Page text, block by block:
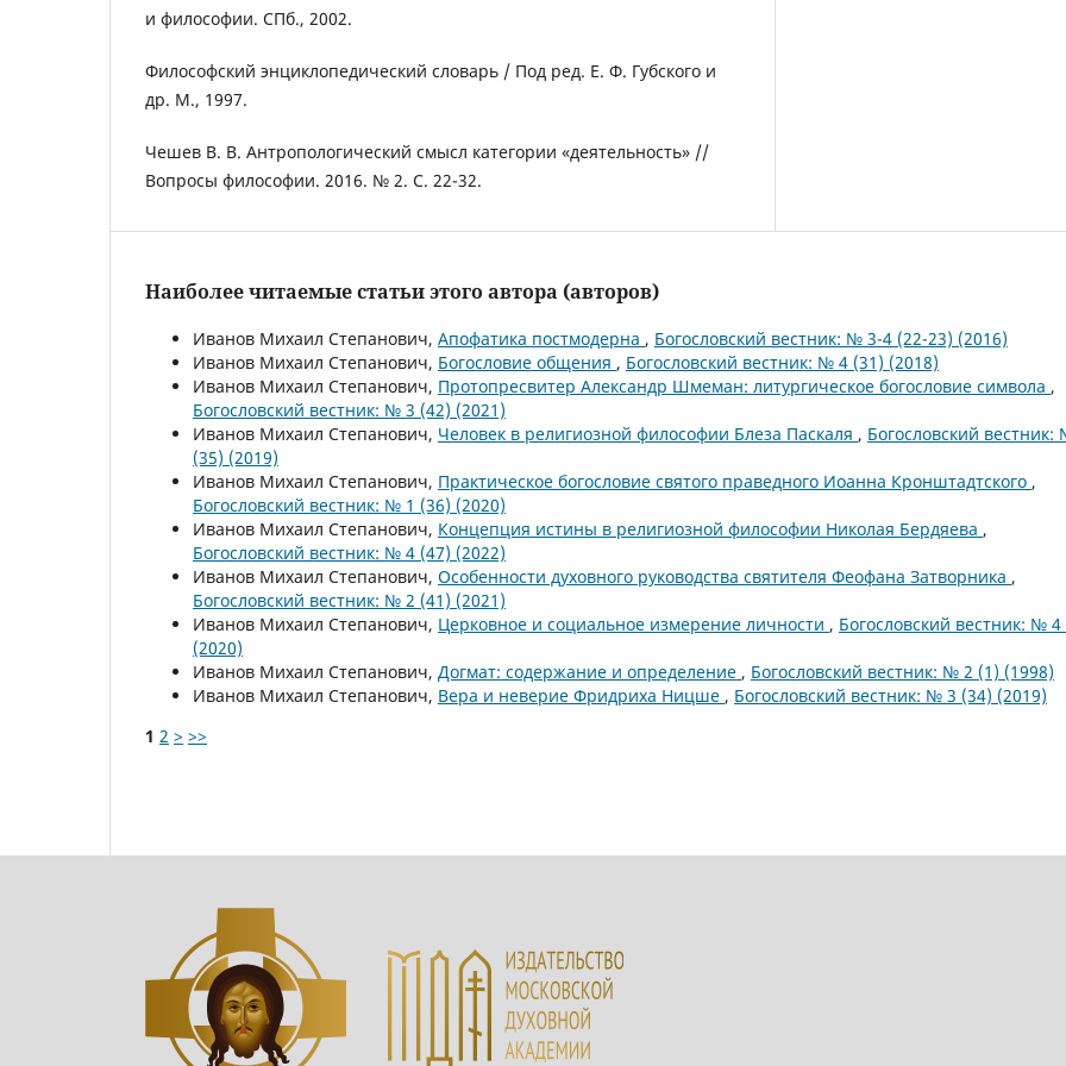
и философии. СПб., 2002.
Философский энциклопедический словарь / Под ред. Е. Ф. Губского и
др. М., 1997.
Чешев В. В. Антропологический смысл категории «деятельность» //
Вопросы философии. 2016. № 2. С. 22-32.
Наиболее читаемые статьи этого автора (авторов)
Иванов Михаил Степанович, Апофатика постмодерна , Богословский вестник: № 3-4 (22-23) (2016)
Иванов Михаил Степанович, Богословие общения , Богословский вестник: № 4 (31) (2018)
Иванов Михаил Степанович, Протопресвитер Александр Шмеман: литургическое богословие символа ,
Богословский вестник: № 3 (42) (2021)
Иванов Михаил Степанович, Человек в религиозной философии Блеза Паскаля , Богословский вестник:
(35) (2019)
Иванов Михаил Степанович, Практическое богословие святого праведного Иоанна Кронштадтского ,
Богословский вестник: № 1 (36) (2020)
Иванов Михаил Степанович, Концепция истины в религиозной философии Николая Бердяева ,
Богословский вестник: № 4 (47) (2022)
Иванов Михаил Степанович, Особенности духовного руководства святителя Феофана Затворника ,
Богословский вестник: № 2 (41) (2021)
Иванов Михаил Степанович, Церковное и социальное измерение личности , Богословский вестник: № 4
(2020)
Иванов Михаил Степанович, Догмат: содержание и определение , Богословский вестник: № 2 (1) (1998)
Иванов Михаил Степанович, Вера и неверие Фридриха Ницше , Богословский вестник: № 3 (34) (2019)
1 2 > >>